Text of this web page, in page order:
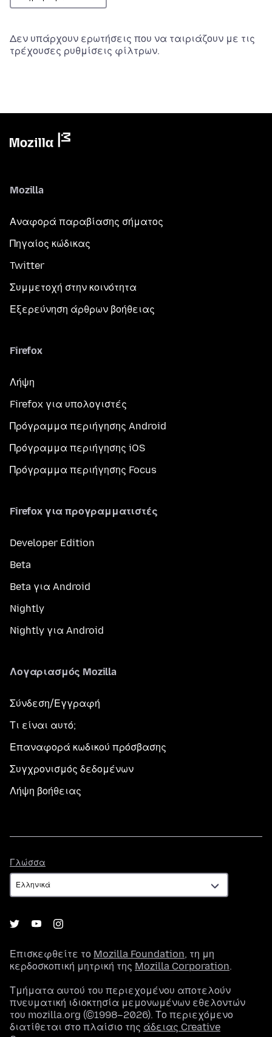
Δεν υπάρχουν ερωτήσεις που να ταιριάζουν με τις
τρέχουσες ρυθμίσεις φίλτρων.
Mozilla
Αναφορά παραβίασης σήματος
Πηγαίος κώδικας
Twitter
Συμμετοχή στην κοινότητα
Εξερεύνηση άρθρων βοήθειας
Firefox
Λήψη
Firefox για υπολογιστές
Πρόγραμμα περιήγησης Android
Πρόγραμμα περιήγησης iOS
Πρόγραμμα περιήγησης Focus
Firefox για προγραμματιστές
Developer Edition
Beta
Beta για Android
Nightly
Nightly για Android
Λογαριασμός Mozilla
Σύνδεση/Εγγραφή
Τι είναι αυτό;
Επαναφορά κωδικού πρόσβασης
Συγχρονισμός δεδομένων
Λήψη βοήθειας
Γλώσσα
Επισκεφθείτε το Mozilla Foundation, τη μη
κερδοσκοπική μητρική της Mozilla Corporation.
Τμήματα αυτού του περιεχομένου αποτελούν
πνευματική ιδιοκτησία μεμονωμένων εθελοντών
του mozilla.org (©1998–2026). Το περιεχόμενο
διατίθεται στο πλαίσιο της άδειας Creative